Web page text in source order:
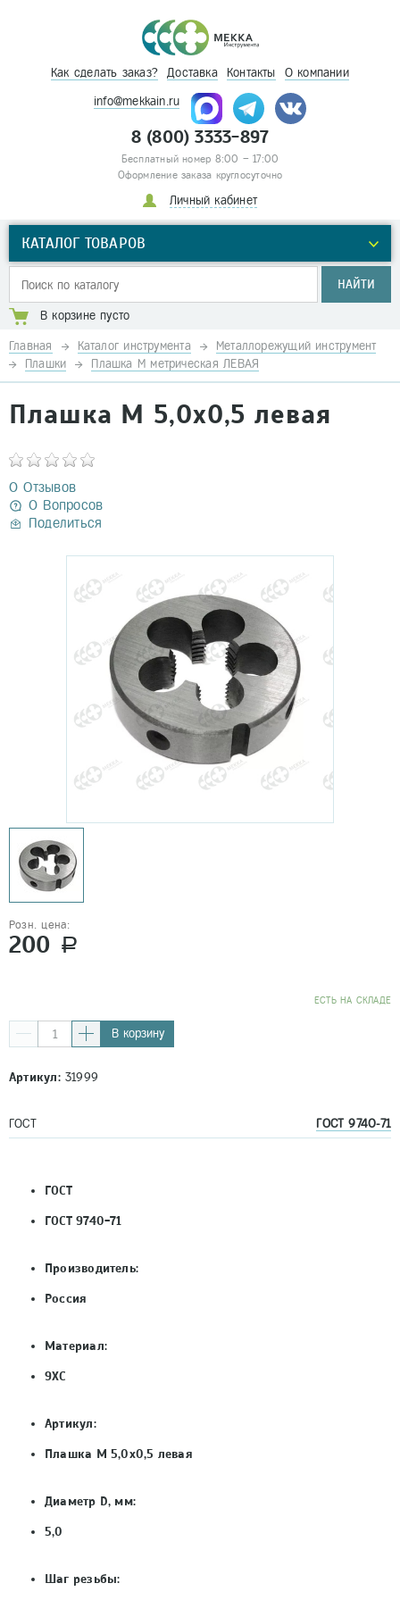
Как сделать заказ? Доставка Контакты О компании
info@mekkain.ru
8 (800) 3333-897
Бесплатный номер 8:00 – 17:00
Оформление заказа круглосуточно
Личный кабинет
КАТАЛОГ ТОВАРОВ
НАЙТИ
В корзине пусто
Главная Каталог инструмента
Металлорежущий инструмент
Плашки
Плашка М метрическая ЛЕВАЯ
Плашка М 5,0х0,5 левая
0 Отзывов
0 Вопросов
Поделиться
Розн. цена:
200 a
EСТЬ НА СКЛАДЕ
В корзину
Артикул:31999
ГОСТ ГОСТ 9740-71
ГОСТ
ГОСТ 9740-71
Производитель:
Россия
Материал:
9ХС
Артикул:
Плашка М 5,0х0,5 левая
Диаметр D, мм:
5,0
Шаг резьбы: